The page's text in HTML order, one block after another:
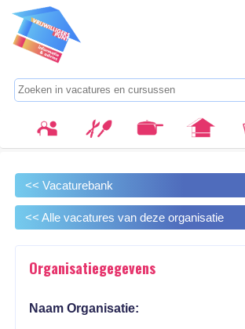
<< Vacaturebank
<< Alle vacatures van deze organisatie
Organisatiegegevens
Naam Organisatie: